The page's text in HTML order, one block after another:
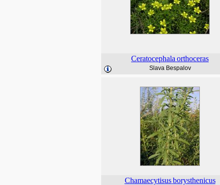
Ceratocephala orthoceras
Slava Bespalov
Chamaecytisus borysthenicus